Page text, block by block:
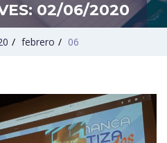
02/06/2020
/ febrero / 06